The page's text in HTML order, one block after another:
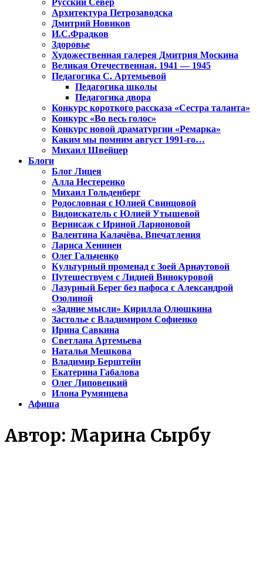
Русский Север
Архитектура Петрозаводска
Дмитрий Новиков
И.С.Фрадков
Здоровье
Художественная галерея Дмитрия Москина
Великая Отечественная. 1941 — 1945
Педагогика С. Артемьевой
Педагогика школы
Педагогика двора
Конкурс короткого рассказа «Сестра таланта»
Конкурс «Во весь голос»
Конкурс новой драматургии «Ремарка»
Каким мы помним август 1991-го…
Михаил Швейцер
Блоги
Блог Лицея
Алла Нестеренко
Михаил Гольденберг
Родословная с Юлией Свинцовой
Видоискатель с Юлией Утышевой
Вернисаж с Ириной Ларионовой
Валентина Калачёва. Впечатления
Лариса Хенинен
Олег Гальченко
Культурный променад с Зоей Арнаутовой
Путешествуем с Лидией Винокуровой
Лазурный Берег без пафоса с Александрой
Озолиной
«Задние мысли» Кирилла Олюшкина
Застолье с Владимиром Софиенко
Ирина Савкина
Светлана Артемьева
Наталья Мешкова
Владимир Берштейн
Екатерина Габалова
Олег Липовецкий
Илона Румянцева
Афиша
Автор: Марина Сырбу